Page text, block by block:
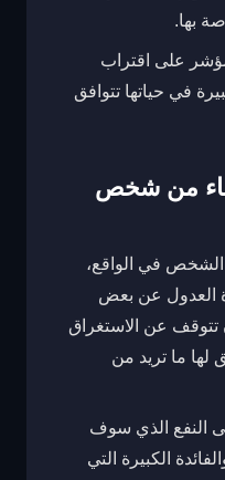
بها.
على اقتراب
في حياتها تتوافق
من شخص
الشخص في الواقع،
العدول عن بعض
تتوقف عن الاستغراق
لها ما تريد من
النفع الذي سوف
الكبيرة التي